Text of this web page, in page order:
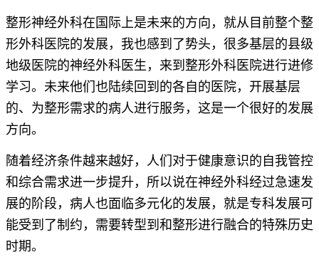
整形神经外科在国际上是未来的方向，就从目前整个整
形外科医院的发展，我也感到了势头，很多基层的县级
地级医院的神经外科医生，来到整形外科医院进行进修
学习。未来他们也陆续回到的各自的医院，开展基层
的、为整形需求的病人进行服务，这是一个很好的发展
方向。
随着经济条件越来越好，人们对于健康意识的自我管控
和综合需求进一步提升，所以说在神经外科经过急速发
展的阶段，病人也面临多元化的发展，就是专科发展可
能受到了制约，需要转型到和整形进行融合的特殊历史
时期。